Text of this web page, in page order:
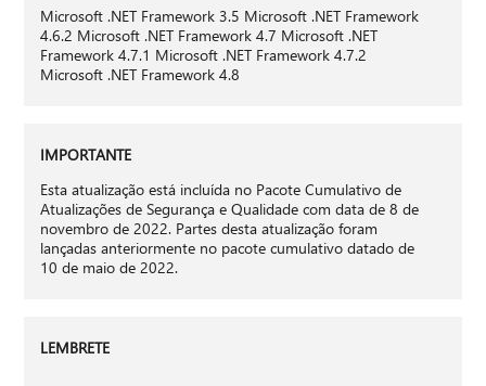
Microsoft .NET Framework 3.5 Microsoft .NET Framework
4.6.2 Microsoft .NET Framework 4.7 Microsoft .NET
Framework 4.7.1 Microsoft .NET Framework 4.7.2
Microsoft .NET Framework 4.8
IMPORTANTE
Esta atualização está incluída no Pacote Cumulativo de
Atualizações de Segurança e Qualidade com data de 8 de
novembro de 2022. Partes desta atualização foram
lançadas anteriormente no pacote cumulativo datado de
10 de maio de 2022.
LEMBRETE